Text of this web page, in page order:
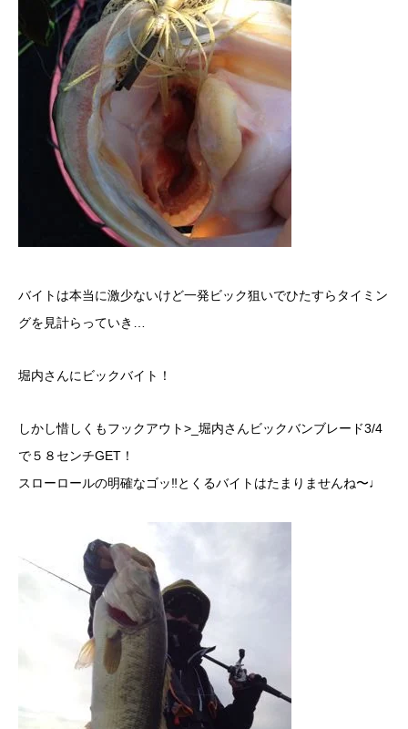
バイトは本当に激少ないけど一発ビック狙いでひたすらタイミン
グを見計らっていき…
堀内さんにビックバイト！
しかし惜しくもフックアウト>_堀内さんビックバンブレード3/4
で５８センチGET！
スローロールの明確なゴッ‼とくるバイトはたまりませんね〜♩